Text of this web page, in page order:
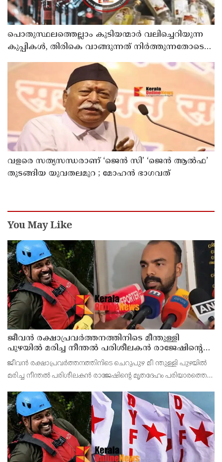
പൊതുസ്ഥലത്തെല്ലാം കുടിയന്മാര്‍ വലിച്ചെറിയുന്ന
കുപ്പികള്‍, തിരികെ വാങ്ങുന്നത് നിര്‍ത്തുന്നതോടെ
നിര്‍ത്തിയത് എന്തിന്? സര്‍ക്കാരിന്റേത് തലതിരിഞ്ഞ
തീരുമാനമോ?
വളരെ സത്യസന്ധരാണ് ‘ജെൻ സി’ ‘ജെൻ ആൽഫ’
തുടങ്ങിയ യുവതലമുറ ; മോഹൻ ഭാഗവത്
You May Like
ജീവൻ രക്ഷാപ്രവർത്തനത്തിനിടെ മീന്തുള്ളി
പുഴയിൽ മരിച്ച നീന്തൽ പരിശീലകൻ രാജേഷിൻ്റെ
മൃതദേഹത്തോട് അനാദരവ് : റിപ്പോർട്ട് ലഭിച്ചാലുടൻ
നടപടിയെന്ന് കളക്ടർ
ജീവൻ രക്ഷാപ്രവർത്തനത്തിനിടെ ചെറുപുഴ മീ ന്തുള്ളി പുഴയിൽ
മരിച്ച നീന്തൽ പരിശീലകൻ രാജേഷിൻ്റെ മൃതദേഹം പരിയാരത്തെ
പോസ്റ്റുമോർട്ടം നടപടികൾക്കു ശേഷം സ്വദേശമായ തിരുവ